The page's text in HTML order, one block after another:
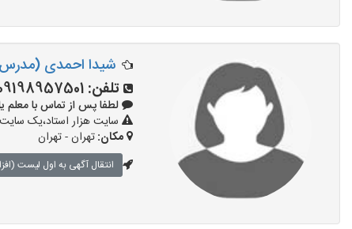
شیدا احمدی
تلفن:
لطفا پس از تماس با معلم یا
سایت هزار استاد،یک
مکان:تهران - تهران
انتقال آگهی به اول لیست